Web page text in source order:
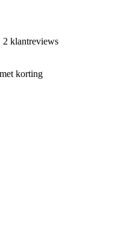
2 klantreviews
korting